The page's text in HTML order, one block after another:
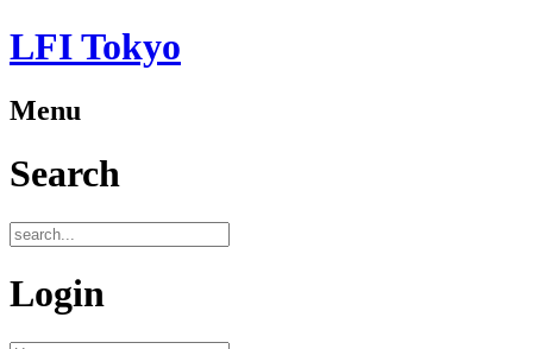
LFI Tokyo
Menu
Search
Login